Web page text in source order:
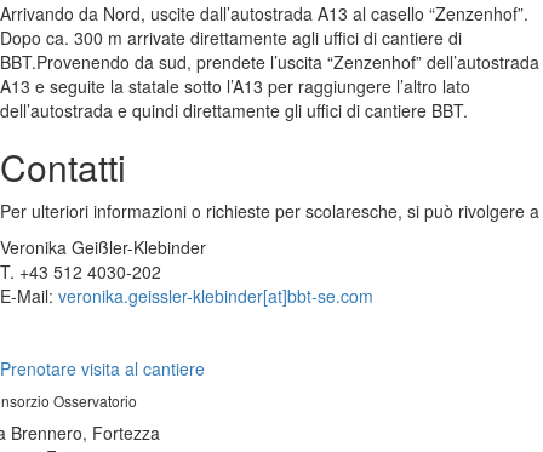
Arrivando da Nord, uscite dall’autostrada A13 al casello “Zenzenhof”.
Dopo ca. 300 m arrivate direttamente agli uffici di cantiere di
BBT.Provenendo da sud, prendete l’uscita “Zenzenhof” dell’autostrada
A13 e seguite la statale sotto l’A13 per raggiungere l’altro lato
dell’autostrada e quindi direttamente gli uffici di cantiere BBT.
Contatti
Per ulteriori informazioni o richieste per scolaresche, si può rivolgere a
Veronika Geißler-Klebinder
T. +43 512 4030-202
E-Mail: veronika.geissler-klebinder[at]bbt-se.com
Prenotare visita al cantiere
Osservatorio
Brennero, Fortezza